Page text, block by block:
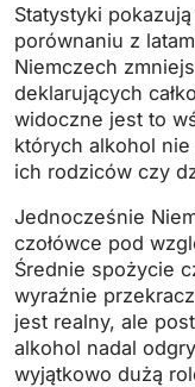
Statystyki
porównaniu z
Niemczech
deklarujących
widoczne jest to
których alkohol
ich rodziców czy
Jednocześnie
czołówce pod
Średnie spożycie
wyraźnie
jest realny, ale
alkohol nadal
wyjątkowo dużą